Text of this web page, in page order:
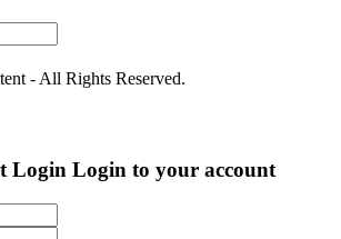
- All Rights Reserved.
Login Login to your account